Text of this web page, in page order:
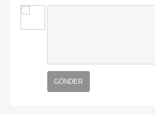
GÖNDER